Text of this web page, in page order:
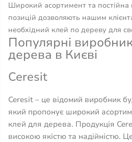
Широкий асортимент та постійна
позицій дозволяють нашим
необхідний клей по дереву для
Популярні
дерева в Києві
Ceresit
Ceresit – це відомий виробник
який пропонує широкий
клей для дерева. Продукція
високою якістю та надійністю.